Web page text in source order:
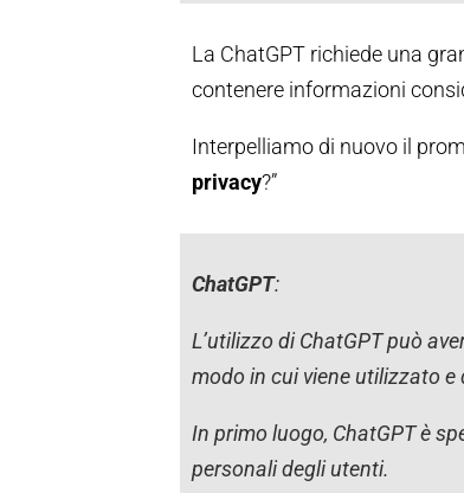
La ChatGPT richiede una
contenere informazioni
Interpelliamo di nuovo il
privacy?”
ChatGPT:
L’utilizzo di ChatGPT può
modo in cui viene utilizzato
In primo luogo, ChatGPT è
personali degli utenti.